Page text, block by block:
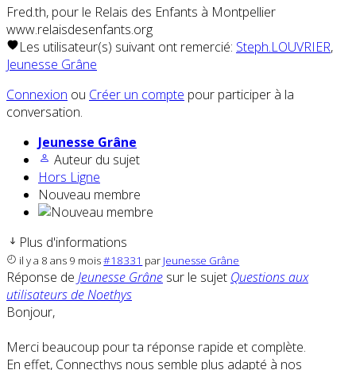
Fred.th, pour le Relais des Enfants à Montpellier
www.relaisdesenfants.org
Les utilisateur(s) suivant ont remercié: Steph.LOUVRIER,
Jeunesse Grâne
Connexion ou Créer un compte pour participer à la
conversation.
Jeunesse Grâne
Auteur du sujet
Hors Ligne
Nouveau membre
Plus d'informations
il y a 8 ans 9 mois#18331 par Jeunesse Grâne
Réponse de Jeunesse Grâne sur le sujet Questions aux
utilisateurs de Noethys
Bonjour,
Merci beaucoup pour ta réponse rapide et complète.
En effet, Connecthys nous semble plus adapté à nos